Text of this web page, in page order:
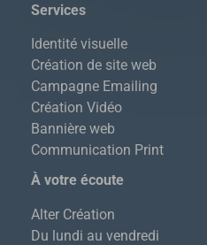
Services
Identité visuelle
Création de site web
Campagne Emailing
Création Vidéo
Bannière web
Communication Print
À votre écoute
Alter Création
Du lundi au vendredi